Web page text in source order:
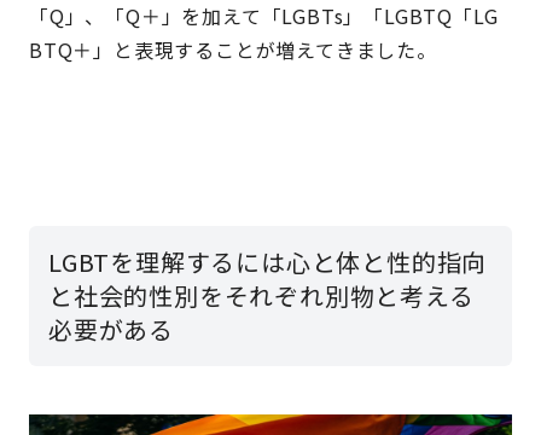
「Q」、「Q＋」を加えて「LGBTs」「LGBTQ「LG
BTQ＋」と表現することが増えてきました。
LGBTを理解するには心と体と性的指向
と社会的性別をそれぞれ別物と考える
必要がある